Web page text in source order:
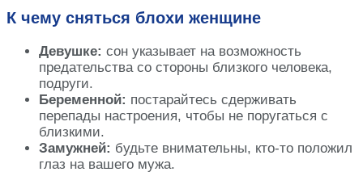
К чему сняться блохи женщине
Девушке: сон указывает на возможность
предательства со стороны близкого человека,
подруги.
Беременной: постарайтесь сдерживать
перепады настроения, чтобы не поругаться с
близкими.
Замужней: будьте внимательны, кто-то положил
глаз на вашего мужа.